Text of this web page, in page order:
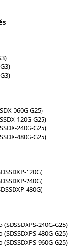
060G-G25)
120G-G25)
240G-G25)
480G-G25)
120G)
240G)
480G)
240G-G25)
480G-G25)
960G-G25)